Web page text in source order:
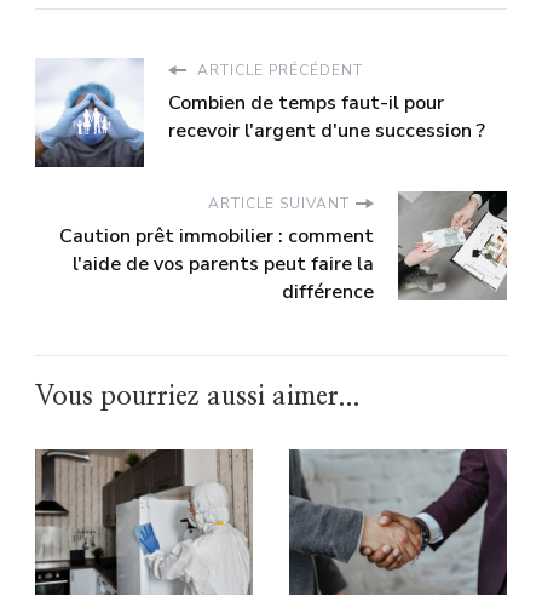
ARTICLE PRÉCÉDENT
Combien de temps faut-il pour
recevoir l'argent d'une succession ?
ARTICLE SUIVANT
Caution prêt immobilier : comment
l'aide de vos parents peut faire la
différence
Vous pourriez aussi aimer...